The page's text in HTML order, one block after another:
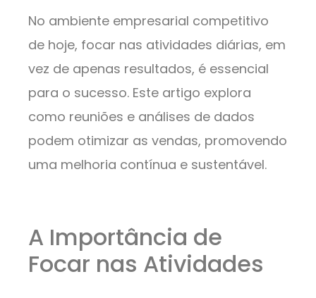
No ambiente empresarial competitivo
de hoje, focar nas atividades diárias, em
vez de apenas resultados, é essencial
para o sucesso. Este artigo explora
como reuniões e análises de dados
podem otimizar as vendas, promovendo
uma melhoria contínua e sustentável.
A Importância de
Focar nas Atividades